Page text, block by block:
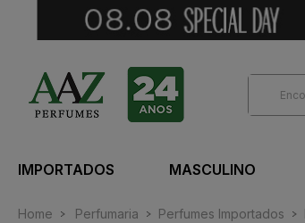
IMPORTADOS MASCULINO
Home Perfumaria Perfumes Importados